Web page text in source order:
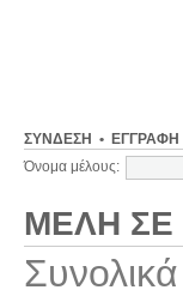
ΣΎΝΔΕΣΗ • ΕΓΓΡΑΦΉ
Όνομα μέλους:
ΜΈΛΗ ΣΕ